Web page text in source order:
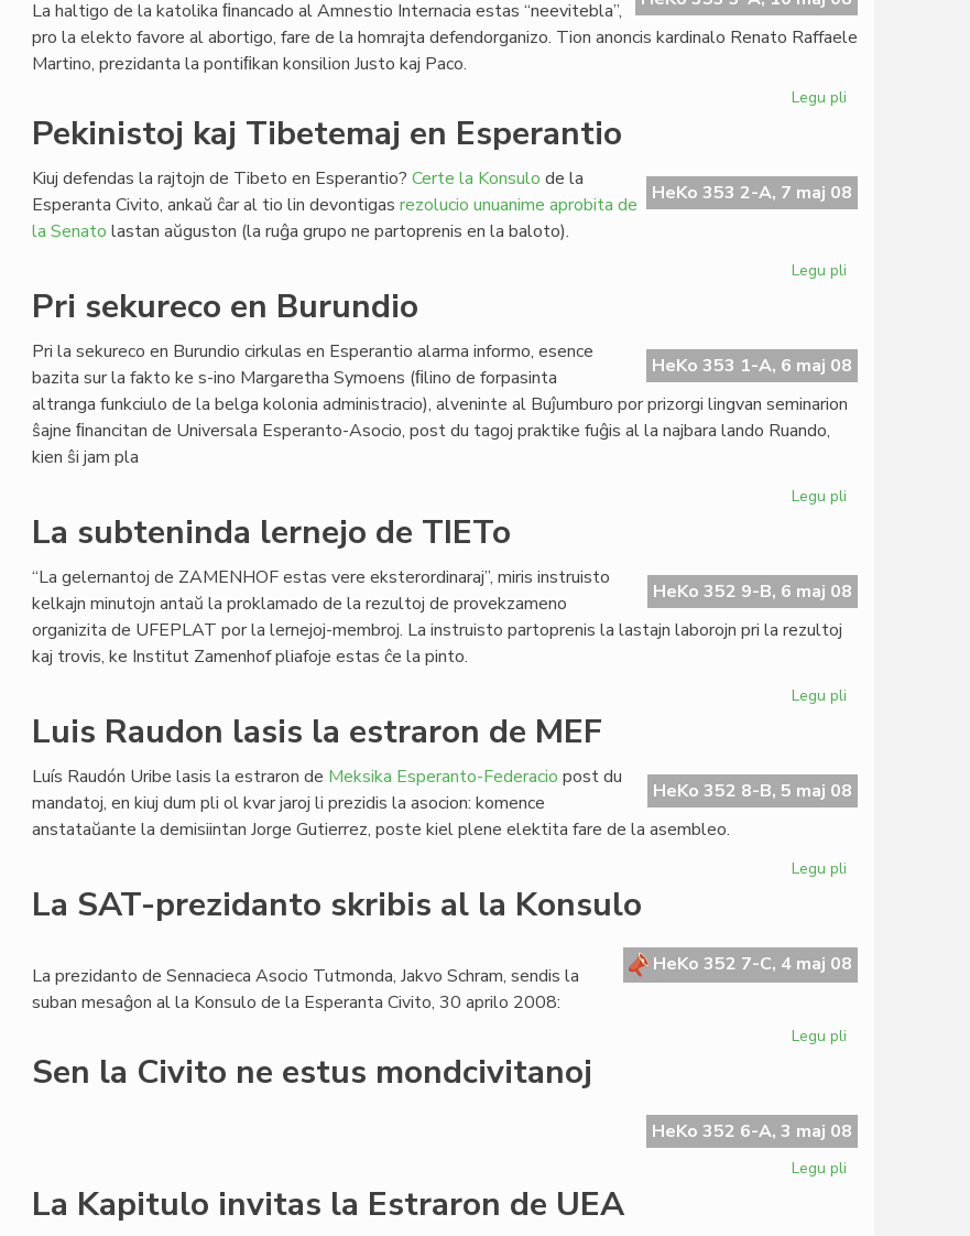
La haltigo de la katolika ﬁnancado al Amnestio Internacia estas “neevitebla”,
pro la elekto favore al abortigo, fare de la homrajta defendorganizo. Tion anoncis kardinalo Renato Raffaele
Martino, prezidanta la pontiﬁkan konsilion Justo kaj Paco.
Legu pli
plu
financas
Pekinistoj kaj Tibetemaj en Esperantio
HeKo 353 2-A, 7 maj 08
Kiuj defendas la rajtojn de Tibeto en Esperantio? Certe la Konsulo de la
Esperanta Civito, ankaŭ ĉar al tio lin devontigas rezolucio unuanime aprobita de
la Senato lastan aŭguston (la ruĝa grupo ne partoprenis en la baloto).
Legu pli
en
Esperantio
Pri sekureco en Burundio
HeKo 353 1-A, 6 maj 08
Pri la sekureco en Burundio cirkulas en Esperantio alarma informo, esence
bazita sur la fakto ke s-ino Margaretha Symoens (ﬁlino de forpasinta
altranga funkciulo de la belga kolonia administracio), alveninte al Buĵumburo por prizorgi lingvan seminarion
ŝajne ﬁnancitan de Universala Esperanto-Asocio, post du tagoj praktike fuĝis al la najbara lando Ruando,
kien ŝi jam pla
Legu pli
Burundio
La subteninda lernejo de TIETo
HeKo 352 9-B, 6 maj 08
“La gelernantoj de ZAMENHOF estas vere eksterordinaraj”, miris instruisto
kelkajn minutojn antaŭ la proklamado de la rezultoj de provekzameno
organizita de UFEPLAT por la lernejoj-membroj. La instruisto partoprenis la lastajn laborojn pri la rezultoj
kaj trovis, ke Institut Zamenhof pliafoje estas ĉe la pinto.
Legu pli
de
TIETo
Luis Raudon lasis la estraron de MEF
HeKo 352 8-B, 5 maj 08
Luís Raudón Uribe lasis la estraron de Meksika Esperanto-Federacio post du
mandatoj, en kiuj dum pli ol kvar jaroj li prezidis la asocion: komence
anstataŭante la demisiintan Jorge Gutierrez, poste kiel plene elektita fare de la asembleo.
Legu pli
la
estraron
La SAT-prezidanto skribis al la Konsulo
HeKo 352 7-C, 4 maj 08
La prezidanto de Sennacieca Asocio Tutmonda, Jakvo Schram, sendis la
suban mesaĝon al la Konsulo de la Esperanta Civito, 30 aprilo 2008:
Legu pli
skribis
al
Sen la Civito ne estus mondcivitanoj
HeKo 352 6-A, 3 maj 08
Legu pli
La Kapitulo invitas la Estraron de UEA